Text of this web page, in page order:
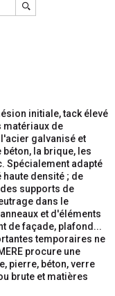
initiale, tack élevé
matériaux de
galvanisé et
la brique, les
Spécialement adapté
haute densité ; de
supports de
dans le
et d'éléments
de façade, plafond...
temporaires ne
procure une
pierre, béton, verre
brute et matières